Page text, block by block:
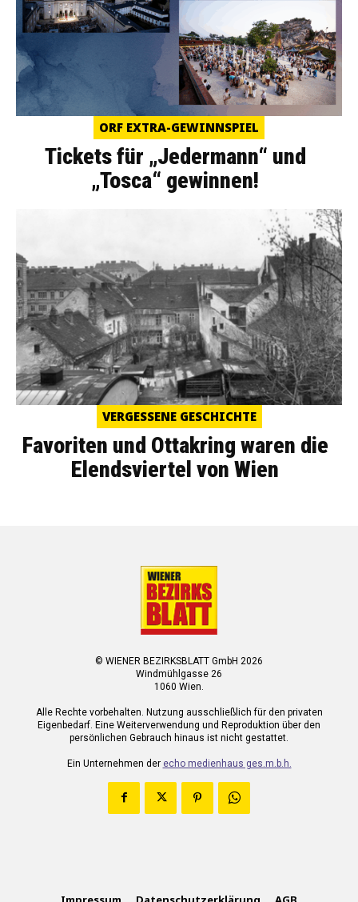
ORF EXTRA-GEWINNSPIEL
Tickets für „Jedermann“ und
„Tosca“ gewinnen!
VERGESSENE GESCHICHTE
Favoriten und Ottakring waren die
Elendsviertel von Wien
© WIENER BEZIRKSBLATT GmbH 2026
Windmühlgasse 26
1060 Wien.
Alle Rechte vorbehalten. Nutzung ausschließlich für den privaten
Eigenbedarf. Eine Weiterverwendung und Reproduktion über den
persönlichen Gebrauch hinaus ist nicht gestattet.
Ein Unternehmen der echo medienhaus ges.m.b.h.